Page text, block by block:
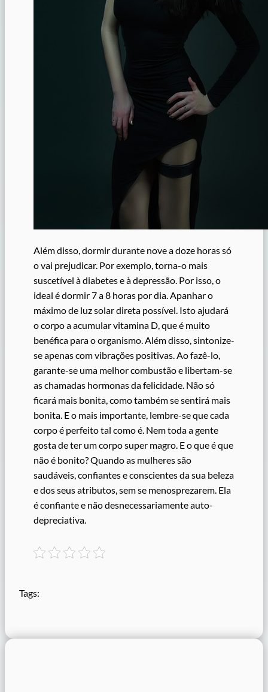
Além disso, dormir durante nove a doze horas só
o vai prejudicar. Por exemplo, torna-o mais
suscetível à diabetes e à depressão. Por isso, o
ideal é dormir 7 a 8 horas por dia. Apanhar o
máximo de luz solar direta possível. Isto ajudará
o corpo a acumular vitamina D, que é muito
benéfica para o organismo. Além disso, sintonize-
se apenas com vibrações positivas. Ao fazê-lo,
garante-se uma melhor combustão e libertam-se
as chamadas hormonas da felicidade. Não só
ficará mais bonita, como também se sentirá mais
bonita. E o mais importante, lembre-se que cada
corpo é perfeito tal como é. Nem toda a gente
gosta de ter um corpo super magro. E o que é que
não é bonito? Quando as mulheres são
saudáveis, confiantes e conscientes da sua beleza
e dos seus atributos, sem se menosprezarem. Ela
é confiante e não desnecessariamente auto-
depreciativa.
Tags: